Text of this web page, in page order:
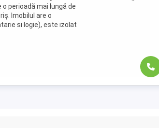
perioadă mai lungă de
Imobilul are o
si logie), este izolat